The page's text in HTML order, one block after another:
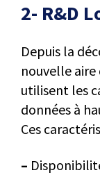
2- R&D
Depuis la
nouvelle
utilisent les
données à
Ces
–